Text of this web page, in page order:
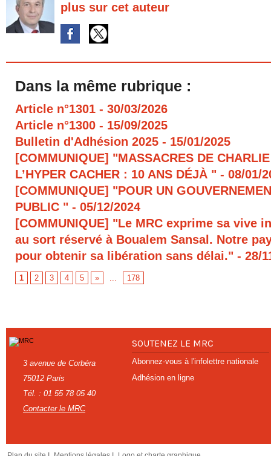
plus sur cet auteur
Dans la même rubrique :
Article n°1301 - 30/03/2026
Article n°1300 - 15/09/2025
Bulletin d'Adhésion 2025 - 15/01/2025
[COMMUNIQUE] "MASSACRES DE
L’HYPER CACHER : 10 ANS DÉJÀ " - 08/01/
[COMMUNIQUE] "POUR UN
PUBLIC " - 05/12/2024
[COMMUNIQUE] "Le MRC exprime sa vive
au sort réservé à Boualem Sansal. Notre
pour obtenir sa libération sans délai." - 28/
1 2 3 4 5 » ... 178
3 avenue de Corbéra
75012 Paris
Tél. : 01 55 78 05 40
Contacter le MRC
SOUTENEZ LE MRC
Abonnez-vous à l'infolettre nationale
Adhésion en ligne